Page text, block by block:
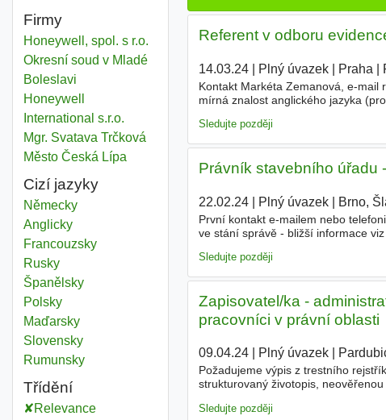
Firmy
Honeywell, spol. s r.o.
Okresní soud v Mladé
Boleslavi
Honeywell
International s.r.o.
Mgr. Svatava Trčková
Město Česká Lípa
Cizí jazyky
Německy
Anglicky
Francouzsky
Rusky
Španělsky
Polsky
Maďarsky
Slovensky
Rumunsky
Třídění
Relevance
Referent v odboru
14.03.24| Plný úvazek| Praha
Kontakt Markéta Zemanová, e-mail
mírná znalost anglického jazyka
Sledujte později
Právník stavebního úřadu
22.02.24| Plný úvazek| Brno,
První kontakt e-mailem nebo
ve stání správě - bližší informace
Sledujte později
Zapisovatel/ka -
pracovníci v právní oblasti
09.04.24| Plný úvazek|
Požadujeme výpis z trestního
strukturovaný životopis,
Sledujte později